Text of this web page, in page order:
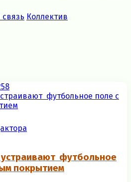
Коллектив
футбольное
покрытием